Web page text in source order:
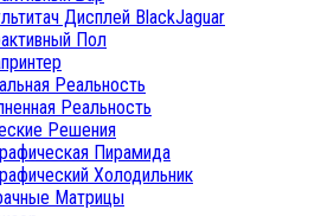
Дисплей BlackJaguar
Пол
Реальность
Реальность
Решения
Пирамида
Холодильник
Матрицы